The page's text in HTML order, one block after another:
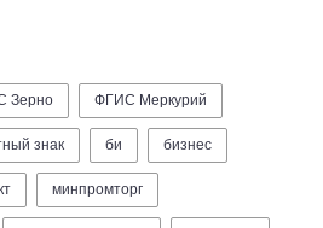
Зерно ФГИС Меркурий
знак би бизнес
минпромторг